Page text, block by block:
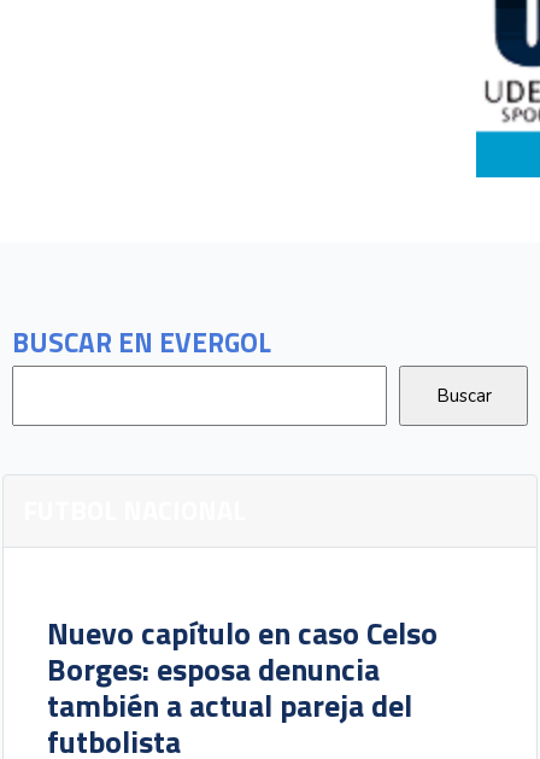
BUSCAR EN EVERGOL
Nuevo capítulo en caso Celso
Borges: esposa denuncia
también a actual pareja del
futbolista